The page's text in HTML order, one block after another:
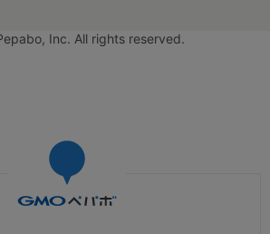
Inc. All rights reserved.